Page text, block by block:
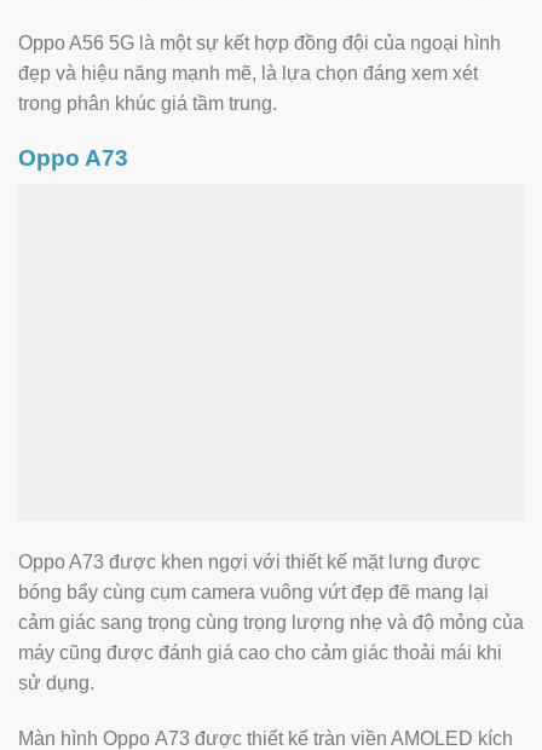
Oppo A56 5G là một sự kết hợp đồng đội của ngoại hình
đẹp và hiệu năng mạnh mẽ, là lựa chọn đáng xem xét
trong phân khúc giá tầm trung.
Oppo A73
Oppo A73 được khen ngợi với thiết kế mặt lưng được
bóng bẩy cùng cụm camera vuông vứt đẹp đẽ mang lại
cảm giác sang trọng cùng trọng lượng nhẹ và độ mỏng của
máy cũng được đánh giá cao cho cảm giác thoải mái khi
sử dụng.
Màn hình Oppo A73 được thiết kế tràn viền AMOLED kích